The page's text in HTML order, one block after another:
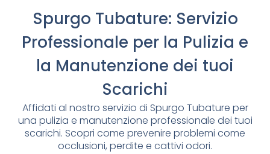
Spurgo Tubature: Servizio
Professionale per la Pulizia e
la Manutenzione dei tuoi
Scarichi
Affidati al nostro servizio di Spurgo Tubature per
una pulizia e manutenzione professionale dei tuoi
scarichi. Scopri come prevenire problemi come
occlusioni, perdite e cattivi odori.